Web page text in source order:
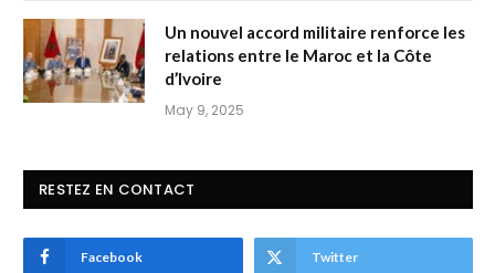
Un nouvel accord militaire renforce les
relations entre le Maroc et la Côte
d’Ivoire
May 9, 2025
RESTEZ EN CONTACT
Facebook Twitter